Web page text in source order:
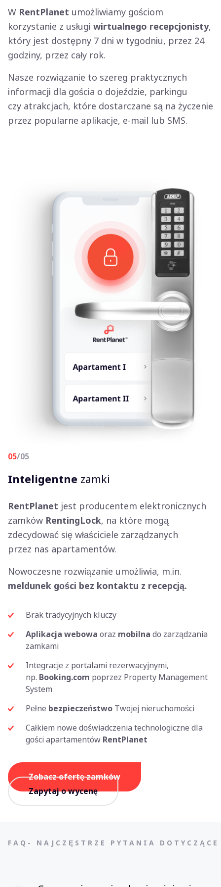
W RentPlanet umożliwiamy gościom
korzystanie z usługi wirtualnego recepcjonisty,
który jest dostępny 7 dni w tygodniu, przez 24
godziny, przez cały rok.
Nasze rozwiązanie to szereg praktycznych
informacji dla gościa o dojeździe, parkingu
czy atrakcjach, które dostarczane są na życzenie
przez popularne aplikacje, e-mail lub SMS.
05/05
Inteligentne zamki
RentPlanet jest producentem elektronicznych
zamków RentingLock, na które mogą
zdecydować się właściciele zarządzanych
przez nas apartamentów.
Nowoczesne rozwiązanie umożliwia, m.in.
meldunek gości bez kontaktu z recepcją.
Brak tradycyjnych kluczy
Aplikacja webowa oraz mobilna do zarządzania
zamkami
Integracje z portalami rezerwacyjnymi,
np. Booking.com poprzez Property Management
System
Pełne bezpieczeństwo Twojej nieruchomości
Całkiem nowe doświadczenia technologiczne dla
gości apartamentów RentPlanet
Zobacz ofertę zamków
Zapytaj o wycenę
FAQ- NAJCZĘSTRZE PYTANIA